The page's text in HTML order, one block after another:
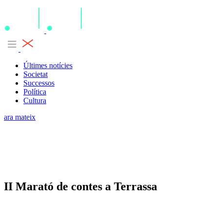
Últimes notícies
Societat
Successos
Política
Cultura
ara mateix
II Marató de contes a Terrassa